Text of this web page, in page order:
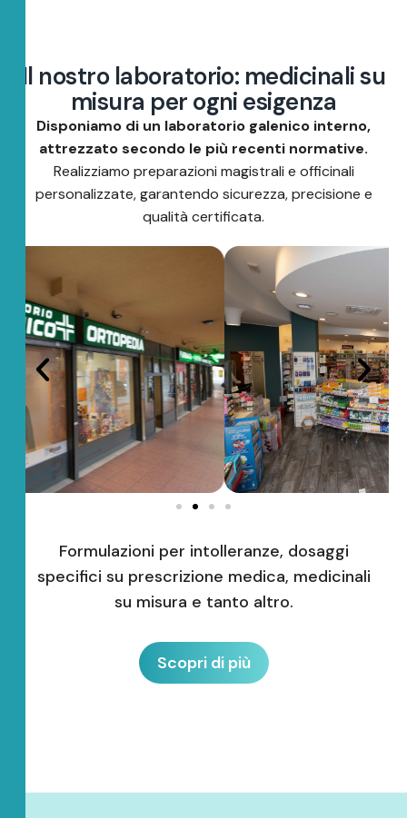
Il nostro laboratorio: medicinalisu
misura per ogni esigenza
Disponiamo di un laboratorio galenico interno,
attrezzato secondo le più recenti normative.
Realizziamo preparazioni magistrali e officinali
personalizzate, garantendo sicurezza, precisione e
qualità certificata.
Formulazioni per intolleranze, dosaggi
specifici su prescrizione medica, medicinali
su misura e tanto altro.
Scopri di più